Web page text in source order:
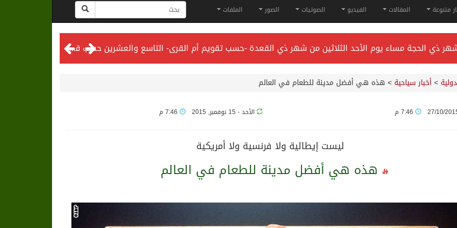
متنوعة المقالات الفيديو الصوتيات الصور الملفات
المحكمة العليا تدعو إلى تحري رؤية هلال شهر ذي الحجة مساء يوم الأحد الثلاثين من شهر ذي القعدة -حسب تقويم أم القرى- التاسع والعشرين حسب قرار المحكمة العليا
في جدة.
فبراير 2026
وسمو ولي العهد.. وصول التوأم الملتصق المغربي “سجى وضحى” إلى الرياض
في جدة
>أخبار سياحية > هذه هي أفضل مدينة للطعام في العالم
27/10/ الأحد - 15 نوفمبر, 2015
ليست إيطالية ولا فرنسية ولا أمريكية
هذه هي أفضل مدينة للطعام في العالم